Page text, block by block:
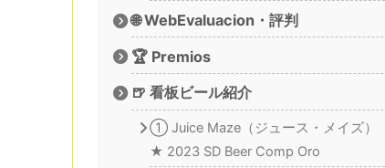
🌐 WebEvaluacion・評判
🏆 Premios
🍺 看板ビール紹介
① Juice Maze（ジュース・メイズ）
★ 2023 SD Beer Comp Oro